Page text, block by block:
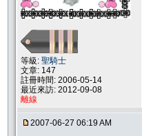
等級: 聖騎士
文章: 147
註冊時間: 2006-05-14
最近來訪: 2012-09-08
離線
2007-06-27 06:19 AM